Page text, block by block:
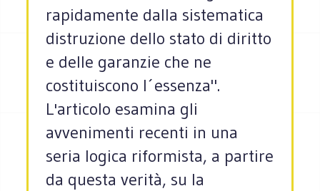
rapidamente dalla sistematica
distruzione dello stato di diritto
e delle garanzie che ne
costituiscono l´essenza".
L'articolo esamina gli
avvenimenti recenti in una
seria logica riformista, a partire
da questa verità, su la